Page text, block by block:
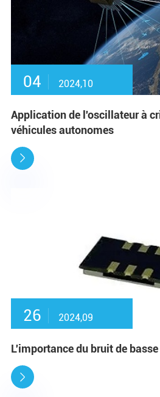
04 2024,10
Application de l'oscillateur à
véhicules autonomes

26 2024,09
L'importance du bruit de basse
